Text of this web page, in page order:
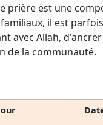
prière est une
il est
avec Allah,
de la communauté.